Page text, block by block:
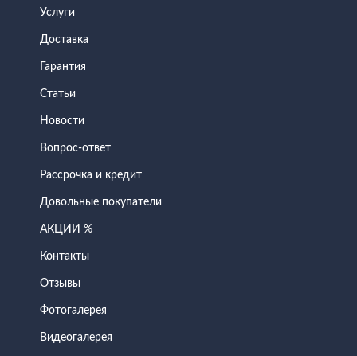
Услуги
Доставка
Гарантия
Статьи
Новости
Вопрос-ответ
Рассрочка и кредит
Довольные покупатели
АКЦИИ %
Контакты
Отзывы
Фотогалерея
Видеогалерея